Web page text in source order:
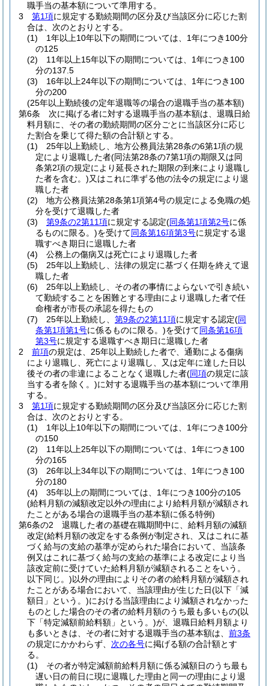
職手当の基本額について準用する。
3
第1項に規定する勤続期間の区分及び当該区分に応じた割
合は、次のとおりとする。
(1)
1年以上10年以下の期間については、1年につき100分
の125
(2)
11年以上15年以下の期間については、1年につき100
分の137.5
(3)
16年以上24年以下の期間については、1年につき100
分の200
(25年以上勤続後の定年退職等の場合の退職手当の基本額)
第6条
次に掲げる者に対する退職手当の基本額は、退職日給
料月額に、その者の勤続期間の区分ごとに当該区分に応じ
た割合を乗じて得た額の合計額とする。
(1)
25年以上勤続し、地方公務員法第28条の6第1項の規
定により退職した者(同法第28条の7第1項の期限又は同
条第2項の規定により延長された期限の到来により退職し
た者を含む。)又はこれに準ずる他の法令の規定により退
職した者
(2)
地方公務員法第28条第1項第4号の規定による免職の処
分を受けて退職した者
(3)
第9条の2第11項に規定する認定(同条第1項第2号に係
るものに限る。)を受けて同条第16項第3号に規定する退
職すべき期日に退職した者
(4)
公務上の傷病又は死亡により退職した者
(5)
25年以上勤続し、法律の規定に基づく任期を終えて退
職した者
(6)
25年以上勤続し、その者の事情によらないで引き続い
て勤続することを困難とする理由により退職した者で任
命権者が市長の承認を得たもの
(7)
25年以上勤続し、 第9条の2第11項に規定する認定(同
条第1項第1号に係るものに限る。)を受けて同条第16項
第3号に規定する退職すべき期日に退職した者
2
前項の規定は、25年以上勤続した者で、通勤による傷病
により退職し、死亡により退職し、又は定年に達した日以
後その者の非違によることなく退職した者(同項の規定に該
当する者を除く。)に対する退職手当の基本額について準用
する。
3
第1項に規定する勤続期間の区分及び当該区分に応じた割
合は、次のとおりとする。
(1)
1年以上10年以下の期間については、1年につき100分
の150
(2)
11年以上25年以下の期間については、1年につき100
分の165
(3)
26年以上34年以下の期間については、1年につき100
分の180
(4)
35年以上の期間については、1年につき100分の105
(給料月額の減額改定以外の理由により給料月額が減額され
たことがある場合の退職手当の基本額に係る特例)
第6条の2
退職した者の基礎在職期間中に、給料月額の減額
改定(給料月額の改定をする条例が制定され、又はこれに基
づく給与の支給の基準が定められた場合において、当該条
例又はこれに基づく給与の支給の基準による改定により当
該改定前に受けていた給料月額が減額されることをいう。
以下同じ。)以外の理由によりその者の給料月額が減額され
たことがある場合において、当該理由が生じた日(以下「減
額日」という。)における当該理由により減額されなかった
ものとした場合のその者の給料月額のうち最も多いもの(以
下「特定減額前給料額」という。)が、退職日給料月額より
も多いときは、その者に対する退職手当の基本額は、 前3条
の規定にかかわらず、 次の各号に掲げる額の合計額とす
る。
(1)
その者が特定減額前給料月額に係る減額日のうち最も
遅い日の前日に現に退職した理由と同一の理由により退